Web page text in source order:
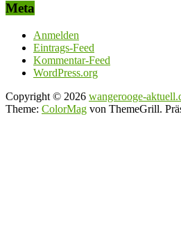
Meta
Anmelden
Eintrags-Feed
Kommentar-Feed
WordPress.org
Copyright © 2026 wangerooge-
Theme: ColorMag von ThemeGrill.